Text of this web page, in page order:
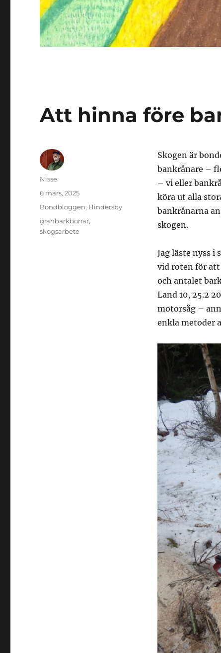
Att hinna före
Skogen är
bankrånare –
– vi eller
köra ut alla
bankrånarna
skogen.
Jag läste nyss i
vid roten för att
och antalet
Land 10, 25.2
motorsåg –
enkla metoder
Författare
Nisse
Publicerat
den
6 mars, 2025
Kategorier
Bondbloggen, Hindersby
Etiketter
granbarkborrar,
skogsarbete